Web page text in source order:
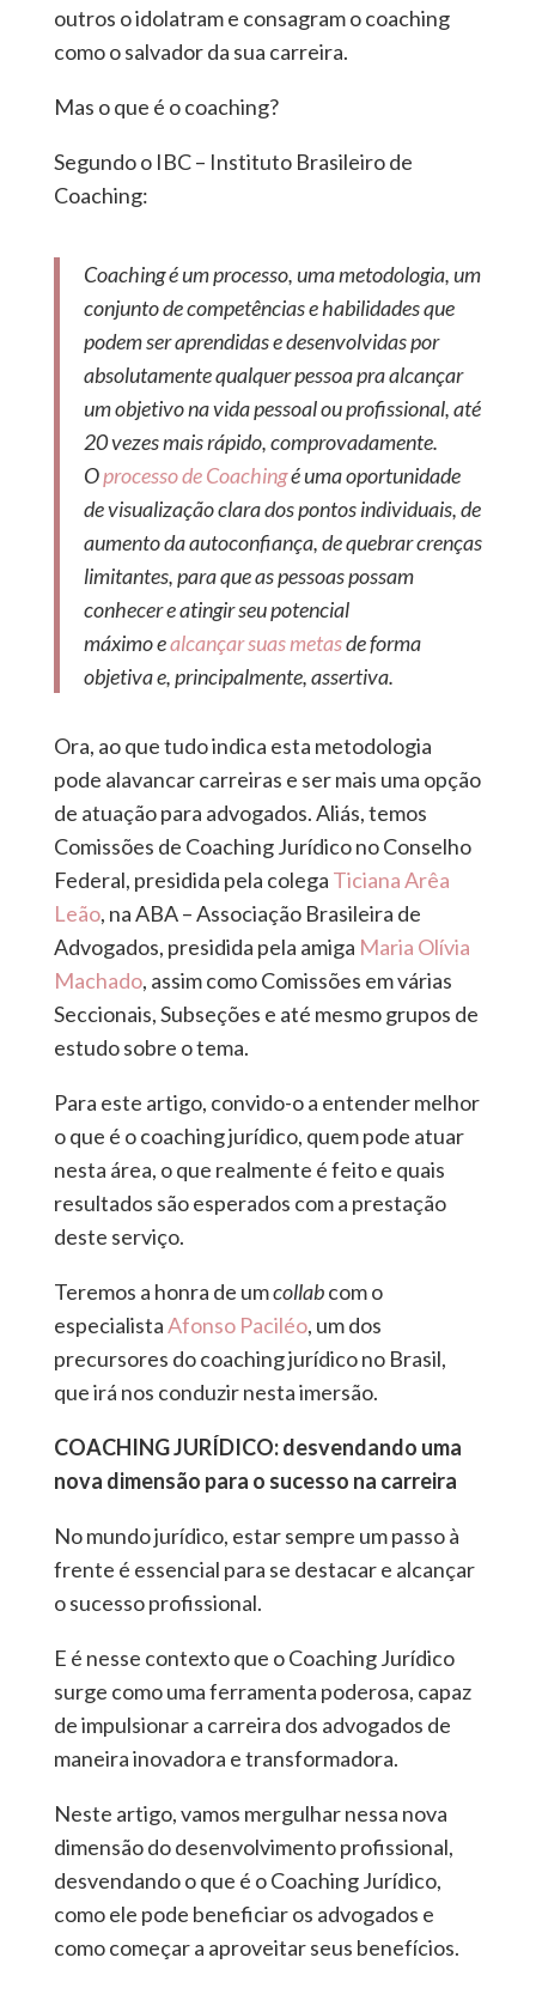
outros o idolatram e consagram o coaching
como o salvador da sua carreira.
Mas o que é o coaching?
Segundo o IBC – Instituto Brasileiro de
Coaching:
Coaching é um processo, uma metodologia, um
conjunto de competências e habilidades que
podem ser aprendidas e desenvolvidas por
absolutamente qualquer pessoa pra alcançar
um objetivo na vida pessoal ou profissional, até
20 vezes mais rápido, comprovadamente.
Oprocesso de Coachingé uma oportunidade
de visualização clara dos pontos individuais, de
aumento da autoconfiança, de quebrar crenças
limitantes, para que as pessoas possam
conhecer e atingir seu potencial
máximo ealcançar suas metasde forma
objetiva e, principalmente, assertiva.
Ora, ao que tudo indica esta metodologia
pode alavancar carreiras e ser mais uma opção
de atuação para advogados. Aliás, temos
Comissões de Coaching Jurídico no Conselho
Federal, presidida pela colega Ticiana Arêa
Leão, na ABA – Associação Brasileira de
Advogados, presidida pela amiga Maria Olívia
Machado, assim como Comissões em várias
Seccionais, Subseções e até mesmo grupos de
estudo sobre o tema.
Para este artigo, convido-o a entender melhor
o que é o coaching jurídico, quem pode atuar
nesta área, o que realmente é feito e quais
resultados são esperados com a prestação
deste serviço.
Teremos a honra de umcollabcom o
especialistaAfonso Paciléo, um dos
precursores do coaching jurídico no Brasil,
que irá nos conduzir nesta imersão.
COACHING JURÍDICO: desvendando uma
nova dimensão para o sucesso na carreira
No mundo jurídico, estar sempre um passo à
frente é essencial para se destacar e alcançar
o sucesso profissional.
E é nesse contexto que o Coaching Jurídico
surge como uma ferramenta poderosa, capaz
de impulsionar a carreira dos advogados de
maneira inovadora e transformadora.
Neste artigo, vamos mergulhar nessa nova
dimensão do desenvolvimento profissional,
desvendando o que é o Coaching Jurídico,
como ele pode beneficiar os advogados e
como começar a aproveitar seus benefícios.